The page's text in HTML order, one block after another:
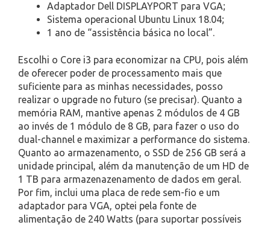
Adaptador Dell DISPLAYPORT para VGA;
Sistema operacional Ubuntu Linux 18.04;
1 ano de “assistência básica no local”.
Escolhi o Core i3 para economizar na CPU, pois além
de oferecer poder de processamento mais que
suficiente para as minhas necessidades, posso
realizar o upgrade no futuro (se precisar). Quanto a
memória RAM, mantive apenas 2 módulos de 4 GB
ao invés de 1 módulo de 8 GB, para fazer o uso do
dual-channel e maximizar a performance do sistema.
Quanto ao armazenamento, o SSD de 256 GB será a
unidade principal, além da manutenção de um HD de
1 TB para armazenazenamento de dados em geral.
Por fim, inclui uma placa de rede sem-fio e um
adaptador para VGA, optei pela fonte de
alimentação de 240 Watts (para suportar possíveis